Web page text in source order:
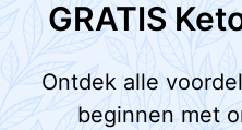
GRATIS
Ontdek alle
beginnen met